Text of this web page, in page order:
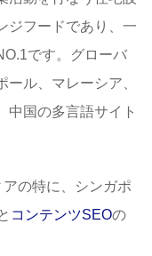
ジフードであり、一
です。グローバ
ル、マレーシア、
中国の多言語サイト
の特に、シンガポ
と コンテンツSEOの